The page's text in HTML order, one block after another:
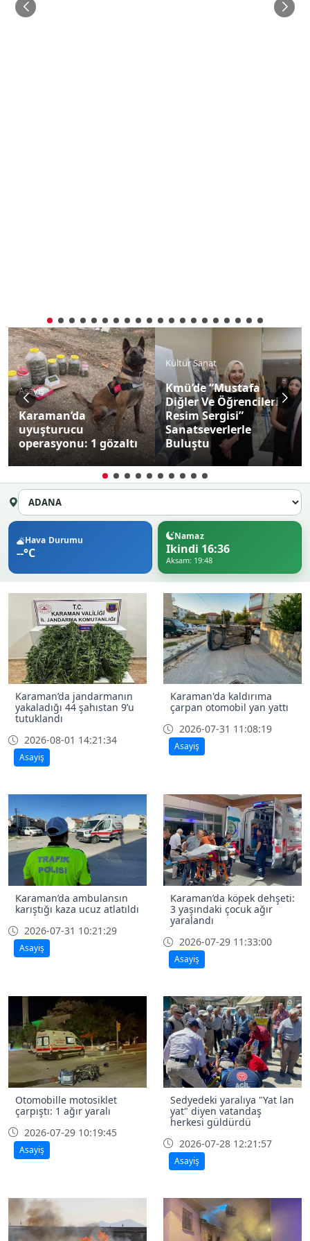
Asayiş
Karaman’da
uyuşturucu
operasyonu: 1 gözaltı
Kültür Sanat
Kmü’de “Mustafa
Diğler Ve Öğrencileri
Resim Sergisi”
Sanatseverlerle
Buluştu
Hava Durumu
--°C
Namaz
Ikindi 16:36
Aksam: 19:48
Karaman’da jandarmanın
yakaladığı 44 şahıstan 9’u
tutuklandı
2026-08-01 14:21:34
Asayiş
Karaman'da kaldırıma
çarpan otomobil yan yattı
2026-07-31 11:08:19
Asayiş
Karaman’da ambulansın
karıştığı kaza ucuz atlatıldı
2026-07-31 10:21:29
Asayiş
Karaman’da köpek dehşeti:
3 yaşındaki çocuk ağır
yaralandı
2026-07-29 11:33:00
Asayiş
Otomobille motosiklet
çarpıştı: 1 ağır yaralı
2026-07-29 10:19:45
Asayiş
Sedyedeki yaralıya "Yat lan
yat" diyen vatandaş
herkesi güldürdü
2026-07-28 12:21:57
Asayiş